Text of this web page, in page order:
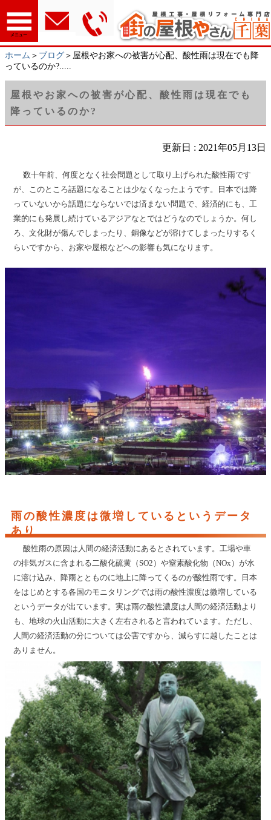
メニュー
ホーム ＞ ブログ ＞屋根やお家への被害が心配、酸性雨は現在でも降
っているのか?.....
屋根やお家への被害が心配、酸性雨は現在でも
降っているのか?
更新日 : 2021年05月13日
数十年前、何度となく社会問題として取り上げられた酸性雨です
が、このところ話題になることは少なくなったようです。日本では降
っていないから話題にならないでは済まない問題で、経済的にも、工
業的にも発展し続けているアジアなとではどうなのでしょうか。何し
ろ、文化財が傷んでしまったり、銅像などが溶けてしまったりするく
らいですから、お家や屋根などへの影響も気になります。
雨の酸性濃度は微増しているというデータ
あり
酸性雨の原因は人間の経済活動にあるとされています。工場や車
の排気ガスに含まれる二酸化硫黄（SO2）や窒素酸化物（NOx）が水
に溶け込み、降雨ととものに地上に降ってくるのが酸性雨です。日本
をはじめとする各国のモニタリングでは雨の酸性濃度は微増している
というデータが出ています。実は雨の酸性濃度は人間の経済活動より
も、地球の火山活動に大きく左右されると言われています。ただし、
人間の経済活動の分については公害ですから、減らすに越したことは
ありません。